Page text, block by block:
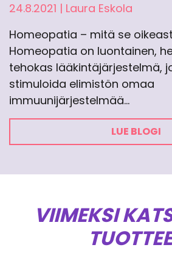
24.8.2021 | Laura Eskola
Homeopatia – mitä se
Homeopatia on luontainen,
tehokas lääkintäjärjestelmä,
stimuloida elimistön omaa
immuunijärjestelmää…
LUE BLOGI
VIIMEKSI